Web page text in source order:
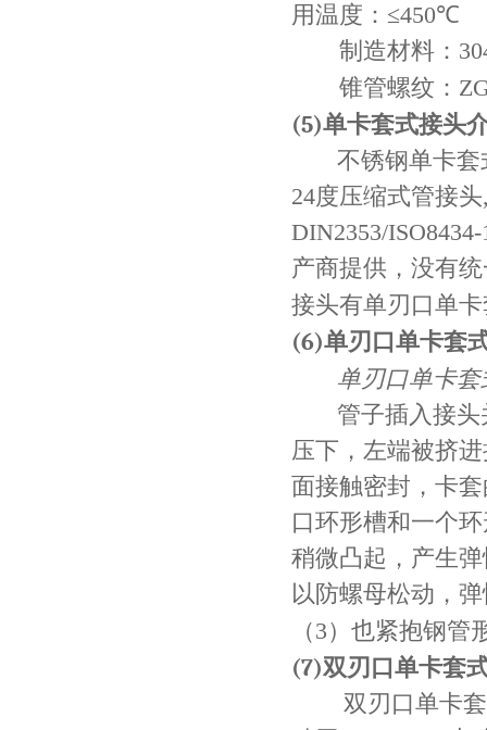
用温度：≤450℃
制造材料：
锥管螺纹：
(5)单卡套式接头
不锈钢单卡套
24度压缩式管接头
DIN2353/ISO8434-
产商提供，没有
接头有单刃口单
(6)单刃口单卡套
单刃口单卡
管子插入接
压下，左端被挤
面接触密封，卡
口环形槽和一个
稍微凸起，产生
以防螺母松动，
（3）也紧抱钢管
(7)双刃口单卡套
双刃口单卡